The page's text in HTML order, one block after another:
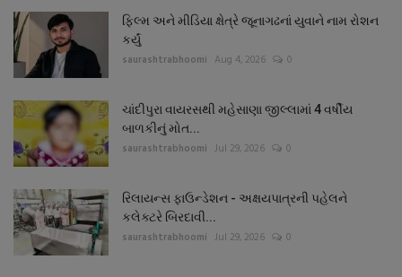
ફિલ્મ અને મીડિયા ક્ષેત્રે જૂનાગઢનાં યુવાને નામ રોશન
કર્યું
saurashtrabhoomi Aug 4, 2026 0
ચાંદીપુરા વાયરસથી મહેસાણા જીલ્લામાં 4 વર્ષીય
બાળકીનું મોત...
saurashtrabhoomi Jul 29, 2026 0
રિલાયન્સ ફાઉન્ડેશન - અક્ષયપાત્રની પહેલને
કલેક્ટરે બિરદાવી...
saurashtrabhoomi Jul 29, 2026 0